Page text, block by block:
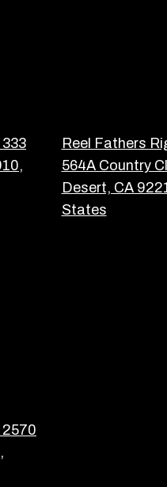
Reel Fathers
564A Country
Desert, CA
States